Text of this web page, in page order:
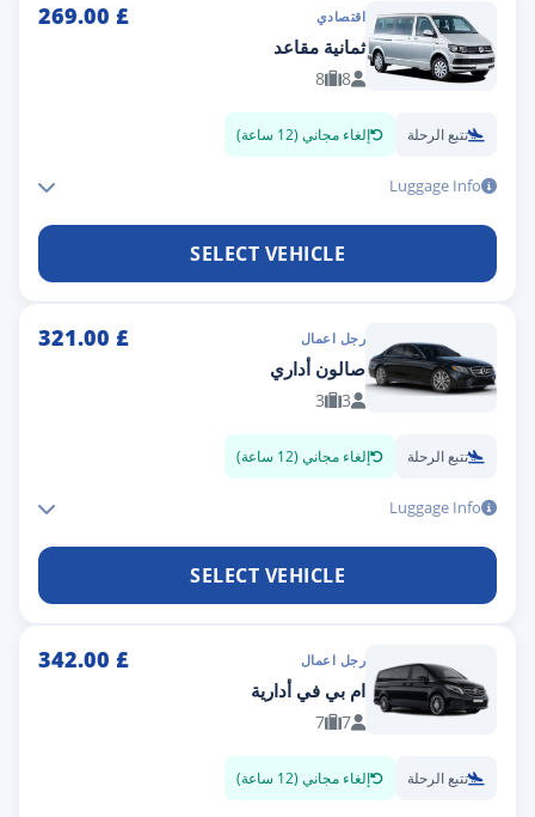
اقتصادي £
269.00
ثمانية مقاعد
8
8
تتبع الرحلة إلغاء مجاني (12 ساعة)
Luggage Info
SELECT VEHICLE
رجل اعمال £
321.00
صالون أداري
3
3
تتبع الرحلة إلغاء مجاني (12 ساعة)
Luggage Info
SELECT VEHICLE
رجل اعمال £
342.00
ام بي في أدارية
7
7
تتبع الرحلة إلغاء مجاني (12 ساعة)